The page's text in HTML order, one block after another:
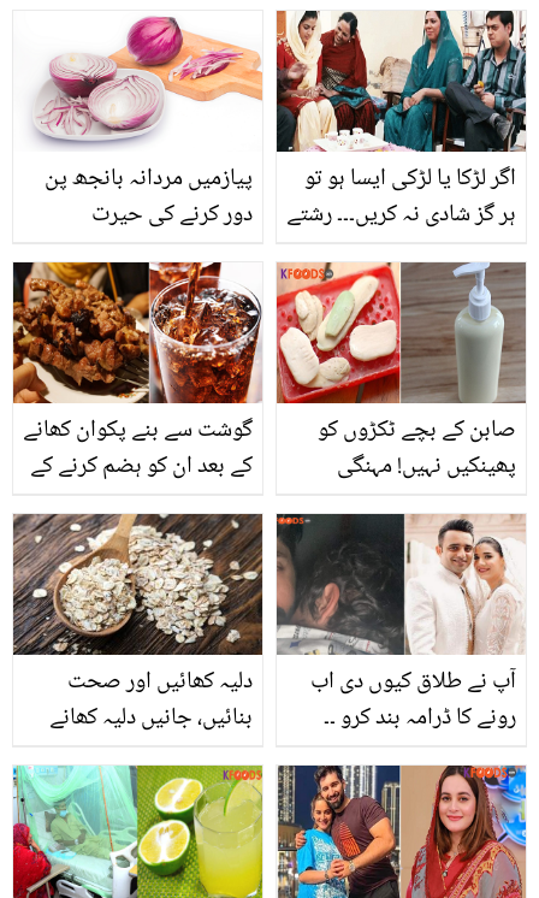
پیازمیں مردانہ بانجھ پن
دور کرنے کی حیرت
بہت سی بیماریوں کا واحد
علاج
اگر لڑکا یا لڑکی ایسا ہو تو
ہر گز شادی نہ کریں۔۔۔ رشتے
دیکھنی چاہیئے۔۔۔۔ وہ اہم
باتیں جانیئے جو ہر کسی
کو معلوم ہونی چاہیئے
گوشت سے بنے پکوان کھانے
کے بعد ان کو ہضم کرنے کے
مشروبات کا سہارا لیتے ہیں
تو یہ ضرور پڑھ لیں
صابن کے بچے ٹکڑوں کو
پھینکیں نہیں! مہنگی
گھر میں ان ٹکڑوں سے
لوشن بنائیں جو آپ کی جلد
کو نرم و ملائم بنائے
دلیہ کھائیں اور صحت
بنائیں، جانیں دلیہ کھانے
فوائد جو جان کر آپ بھی
کھائے بِنا نہیں رہ پائیں گے
آپ نے طلاق کیوں دی اب
رونے کا ڈرامہ بند کرو ۔۔
ساتھ تصویر شئیر کردی،
لوگوں کے تبصروں پر انہوں
نے کیا کہا؟